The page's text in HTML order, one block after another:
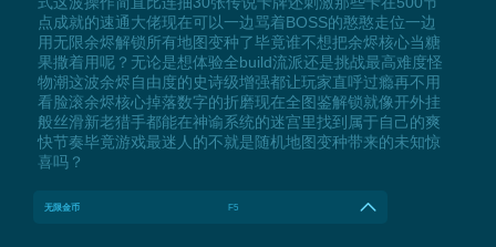
点成就的速通大佬现在可以一边骂着BOSS的憨憨走位一边
用无限余烬解锁所有地图变种了毕竟谁不想把余烬核心当糖
果撒着用呢？无论是想体验全build流派还是挑战最高难度怪
物潮这波余烬自由度的史诗级增强都让玩家直呼过瘾再不用
看脸滚余烬核心掉落数字的折磨现在全图鉴解锁就像开外挂
般丝滑新老猎手都能在神谕系统的迷宫里找到属于自己的爽
快节奏毕竟游戏最迷人的不就是随机地图变种带来的未知惊
喜吗？
无限金币 F5